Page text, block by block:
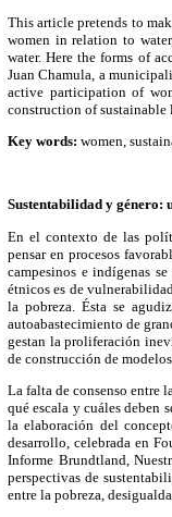
This article pretends to
women in relation to
water. Here the forms of
Juan Chamula, a
active participation of
construction of sustainable
Key words: women,
Sustentabilidad y género:
En el contexto de las
pensar en procesos
campesinos e indígenas
étnicos es de
la pobreza. Ésta se
autoabastecimiento de
gestan la proliferación
de construcción de
La falta de consenso entre
qué escala y cuáles deben
la elaboración del
desarrollo, celebrada en
Informe Brundtland,
perspectivas de
entre la pobreza,